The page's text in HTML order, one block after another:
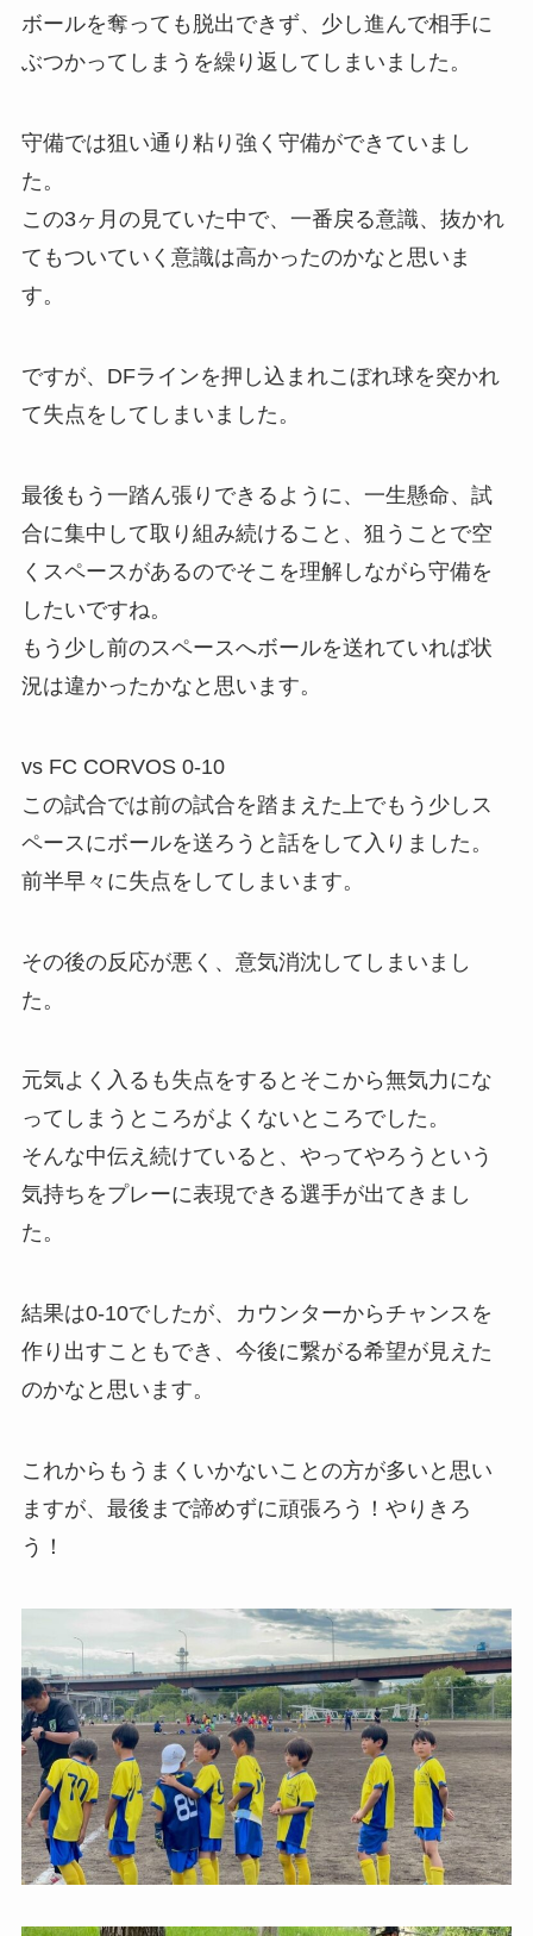
ボールを奪っても脱出できず、少し進んで相手に
ぶつかってしまうを繰り返してしまいました。
守備では狙い通り粘り強く守備ができていまし
た。
この3ヶ月の見ていた中で、一番戻る意識、抜かれ
てもついていく意識は高かったのかなと思いま
す。
ですが、DFラインを押し込まれこぼれ球を突かれ
て失点をしてしまいました。
最後もう一踏ん張りできるように、一生懸命、試
合に集中して取り組み続けること、狙うことで空
くスペースがあるのでそこを理解しながら守備を
したいですね。
もう少し前のスペースへボールを送れていれば状
況は違かったかなと思います。
vs FC CORVOS 0-10
この試合では前の試合を踏まえた上でもう少しス
ペースにボールを送ろうと話をして入りました。
前半早々に失点をしてしまいます。
その後の反応が悪く、意気消沈してしまいまし
た。
元気よく入るも失点をするとそこから無気力にな
ってしまうところがよくないところでした。
そんな中伝え続けていると、やってやろうという
気持ちをプレーに表現できる選手が出てきまし
た。
結果は0-10でしたが、カウンターからチャンスを
作り出すこともでき、今後に繋がる希望が見えた
のかなと思います。
これからもうまくいかないことの方が多いと思い
ますが、最後まで諦めずに頑張ろう！やりきろ
う！